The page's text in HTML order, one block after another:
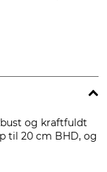
og kraftfuldt
til 20 cm BHD, og